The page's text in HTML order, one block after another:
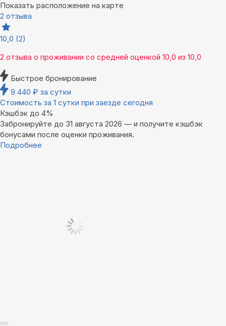
Показать расположение на карте
2 отзыва
10,0 (2)
2 отзыва о проживании со средней оценкой 10,0 из 10,0
Быстрое бронирование
9 440 ₽ за сутки
Стоимость за 1 сутки при заезде сегодня
Кэшбэк до 4%
Забронируйте до 31 августа 2026 — и получите кэшбэк
бонусами после оценки проживания.
Подробнее